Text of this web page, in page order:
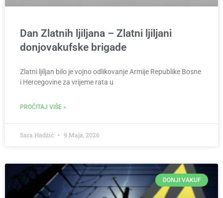
Dan Zlatnih ljiljana – Zlatni ljiljani
donjovakufske brigade
Zlatni ljiljan bilo je vojno odlikovanje Armije Republike Bosne
i Hercegovine za vrijeme rata u
PROČITAJ VIŠE »
Sara Hadžić 9 Maja, 2026
DONJI VAKUF